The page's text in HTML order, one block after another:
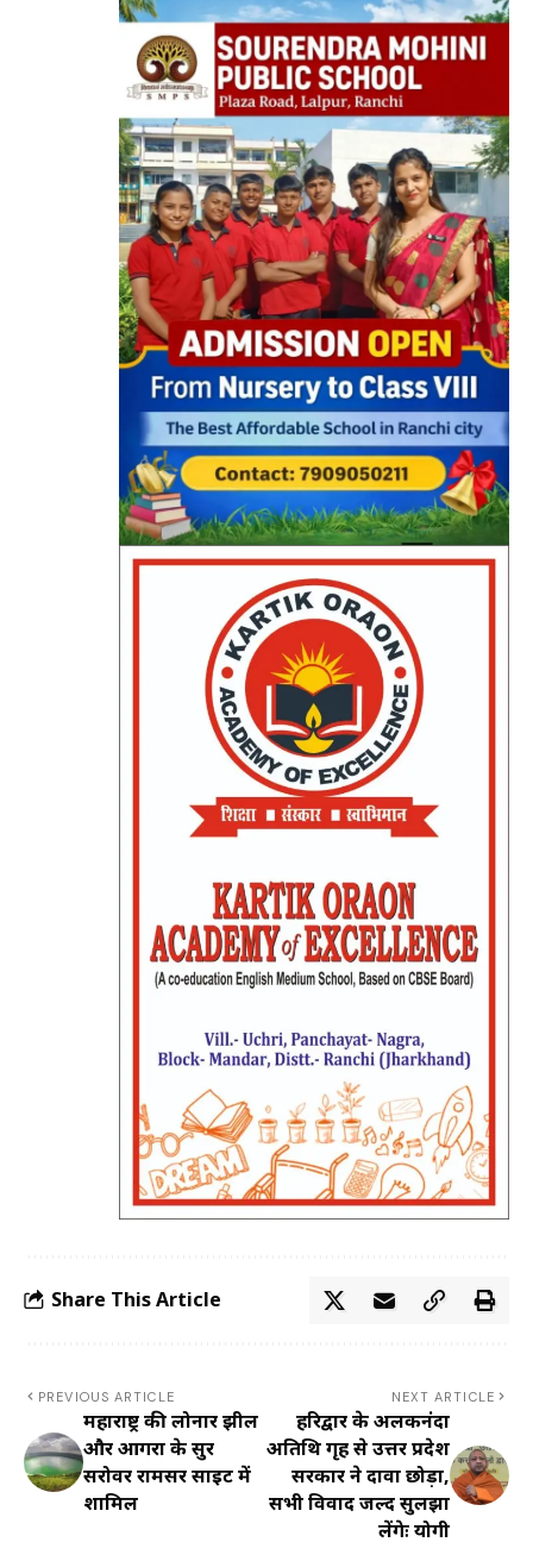
ओर से
Share This Article
PREVIOUS ARTICLE
महाराष्ट्र की लोनार झील
और आगरा के सुर
सरोवर रामसर साइट में
शामिल
NEXT ARTICLE
हरिद्वार के अलकनंदा
अतिथि गृह से उत्तर प्रदेश
सरकार ने दावा छोड़ा,
सभी विवाद जल्द सुलझा
लेंगेः योगी